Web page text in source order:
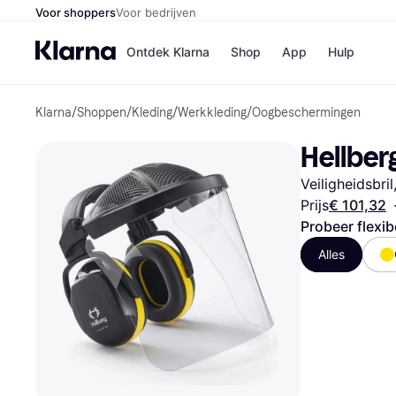
Voor shoppersVoor bedrijven
Ontdek Klarna Shop
Winkels
Bol
H&M
Kruidvat
App Hulp
Klarna/Shoppen/Kleding/Werkkleding/Oogbeschermingen
Prijs€ 101,32 ·
Probeer
Alles